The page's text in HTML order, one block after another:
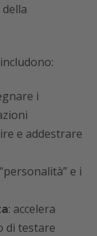
i
e addestrare
e i
: accelera
di testare